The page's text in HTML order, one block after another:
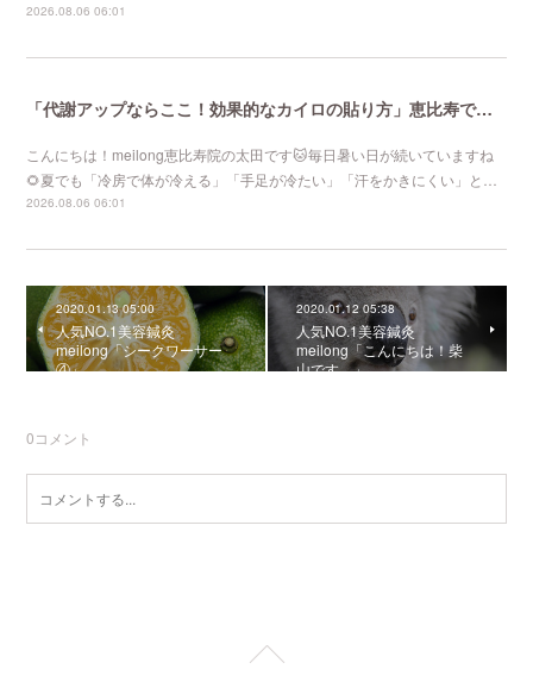
2026.08.06 06:01
「代謝アップならここ！効果的なカイロの貼り方」恵比寿で口コミNo 1美容鍼灸ならmeilong
こんにちは！meilong恵比寿院の太田です🐱毎日暑い日が続いていますね
🌻夏でも「冷房で体が冷える」「手足が冷たい」「汗をかきにくい」と…
2026.08.06 06:01
2020.01.13 05:00
人気NO.1美容鍼灸
meilong「シークワーサー
④」
2020.01.12 05:38
人気NO.1美容鍼灸
meilong「こんにちは！柴
山です。」
0コメント